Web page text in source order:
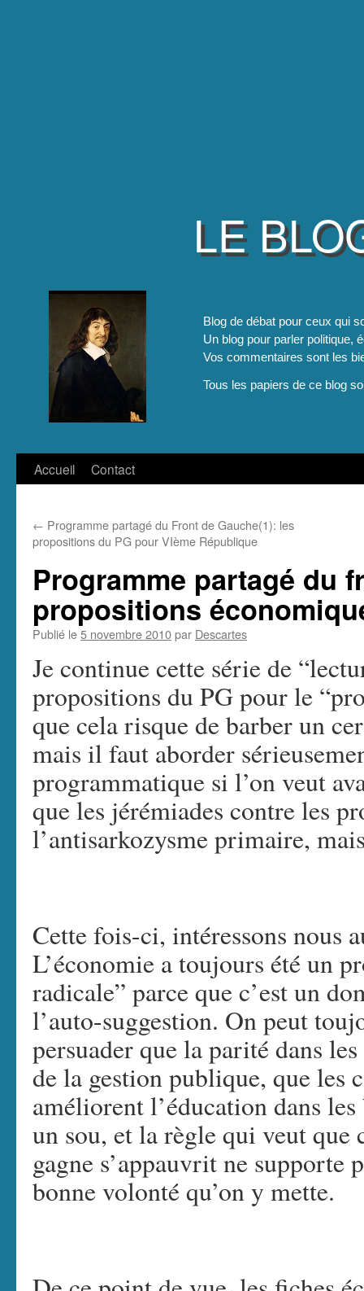
LE
Blog de débat pour ceux qui
Un blog pour parler politique,
Vos commentaires sont les
Tous les papiers de ce blog
Aller
contenu
Accueil Contact
← Programme partagé du Front de Gauche(1): les
propositions du PG pour VIème République
Programme partagé du
propositions
Publié le5 novembre 2010par Descartes
Je continue cette série de
propositions du PG pour le
que cela risque de barber un
mais il faut aborder
programmatique si l’on veut
que les jérémiades contre les
l’antisarkozysme primaire,
Cette fois-ci, intéressons nous
L’économie a toujours été un
radicale” parce que c’est un
l’auto-suggestion. On peut
persuader que la parité dans
de la gestion publique, que les
améliorent l’éducation dans
un sou, et la règle qui veut que
gagne s’appauvrit ne supporte
bonne volonté qu’on y mette.